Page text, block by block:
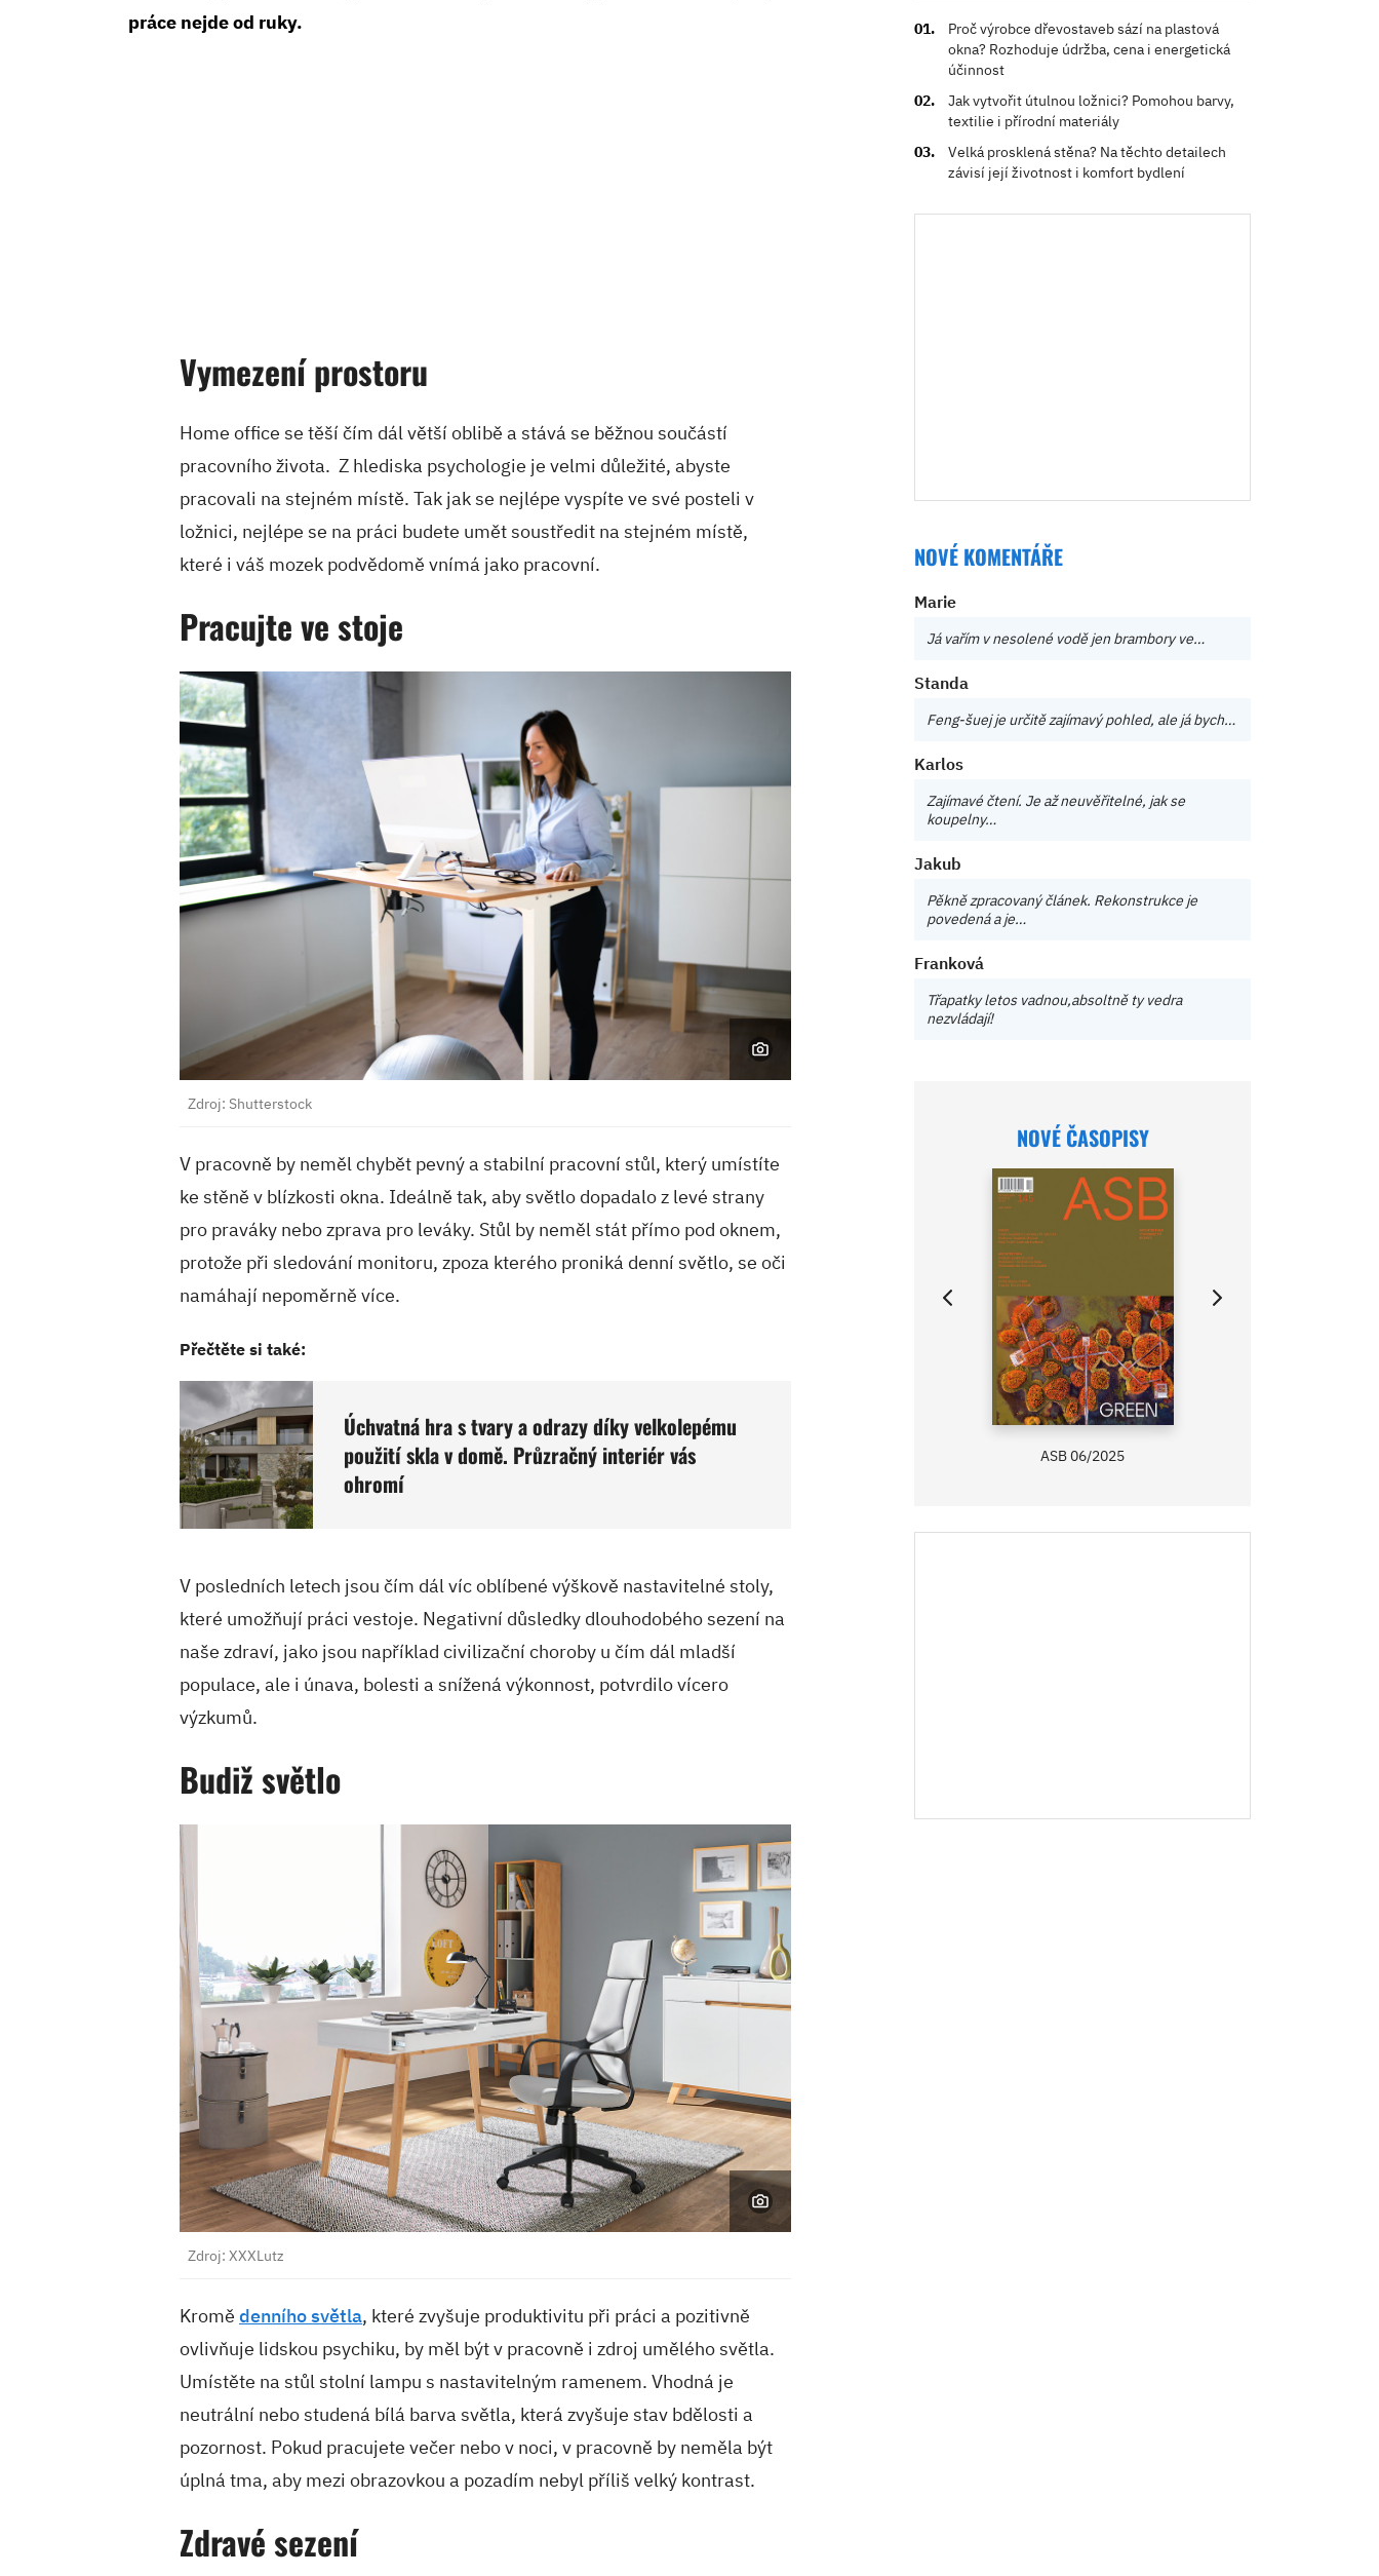
práce nejde od ruky.
Vymezení prostoru
Home office se těší čím dál větší oblibě a stává se běžnou součástí
pracovního života. Z hlediska psychologie je velmi důležité, abyste
pracovali na stejném místě. Tak jak se nejlépe vyspíte ve své posteli v
ložnici, nejlépe se na práci budete umět soustředit na stejném místě,
které i váš mozek podvědomě vnímá jako pracovní.
Pracujte ve stoje
Zdroj: Shutterstock
V pracovně by neměl chybět pevný a stabilní pracovní stůl, který umístíte
ke stěně v blízkosti okna. Ideálně tak, aby světlo dopadalo z levé strany
pro praváky nebo zprava pro leváky. Stůl by neměl stát přímo pod oknem,
protože při sledování monitoru, zpoza kterého proniká denní světlo, se oči
namáhají nepoměrně více.
Přečtěte si také:
Úchvatná hra s tvary a odrazy díky velkolepému
použití skla v domě. Průzračný interiér vás
ohromí
V posledních letech jsou čím dál víc oblíbené výškově nastavitelné stoly,
které umožňují práci vestoje. Negativní důsledky dlouhodobého sezení na
naše zdraví, jako jsou například civilizační choroby u čím dál mladší
populace, ale i únava, bolesti a snížená výkonnost, potvrdilo vícero
výzkumů.
Budiž světlo
Zdroj: XXXLutz
Kromě denního světla, které zvyšuje produktivitu při práci a pozitivně
ovlivňuje lidskou psychiku, by měl být v pracovně i zdroj umělého světla.
Umístěte na stůl stolní lampu s nastavitelným ramenem. Vhodná je
neutrální nebo studená bílá barva světla, která zvyšuje stav bdělosti a
pozornost. Pokud pracujete večer nebo v noci, v pracovně by neměla být
úplná tma, aby mezi obrazovkou a pozadím nebyl příliš velký kontrast.
Zdravé sezení
Proč výrobce dřevostaveb sází na plastová
okna? Rozhoduje údržba, cena i energetická
účinnost
Jak vytvořit útulnou ložnici? Pomohou barvy,
textilie i přírodní materiály
Velká prosklená stěna? Na těchto detailech
závisí její životnost i komfort bydlení
NOVÉ KOMENTÁŘE
Marie
Já vařím v nesolené vodě jen brambory ve…
Standa
Feng-šuej je určitě zajímavý pohled, ale já bych…
Karlos
Zajímavé čtení. Je až neuvěřitelné, jak se
koupelny…
Jakub
Pěkně zpracovaný článek. Rekonstrukce je
povedená a je…
Franková
Třapatky letos vadnou,absoltně ty vedra
nezvládají!
NOVÉ ČASOPISY
ASB 06/2025